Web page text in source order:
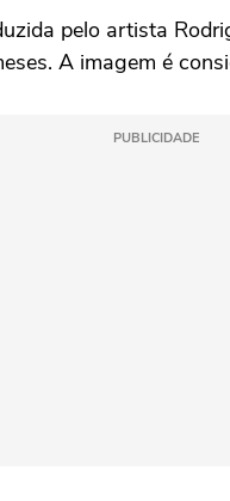
pelo artista
A imagem é
PUBLICIDADE